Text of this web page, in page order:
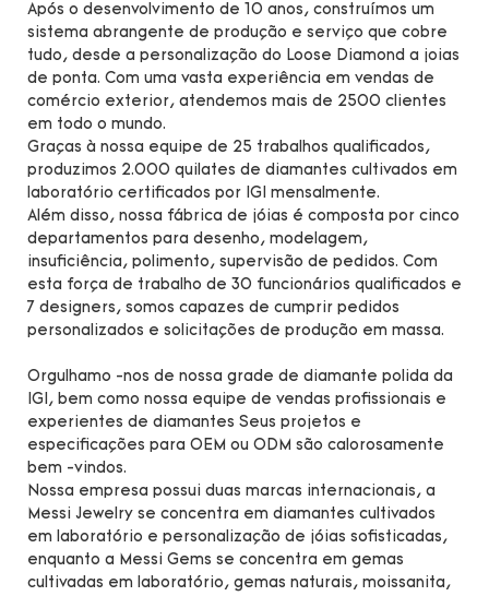
Após o desenvolvimento de 10 anos, construímos um
sistema abrangente de produção e serviço que cobre
tudo, desde a personalização do Loose Diamond a joias
de ponta. Com uma vasta experiência em vendas de
comércio exterior, atendemos mais de 2500 clientes
em todo o mundo.
Graças à nossa equipe de 25 trabalhos qualificados,
produzimos 2.000 quilates de diamantes cultivados em
laboratório certificados por IGI mensalmente.
Além disso, nossa fábrica de jóias é composta por cinco
departamentos para desenho, modelagem,
insuficiência, polimento, supervisão de pedidos. Com
esta força de trabalho de 30 funcionários qualificados e
7 designers, somos capazes de cumprir pedidos
personalizados e solicitações de produção em massa.
Orgulhamo -nos de nossa grade de diamante polida da
IGI, bem como nossa equipe de vendas profissionais e
experientes de diamantes Seus projetos e
especificações para OEM ou ODM são calorosamente
bem -vindos.
Nossa empresa possui duas marcas internacionais, a
Messi Jewelry se concentra em diamantes cultivados
em laboratório e personalização de jóias sofisticadas,
enquanto a Messi Gems se concentra em gemas
cultivadas em laboratório, gemas naturais, moissanita,